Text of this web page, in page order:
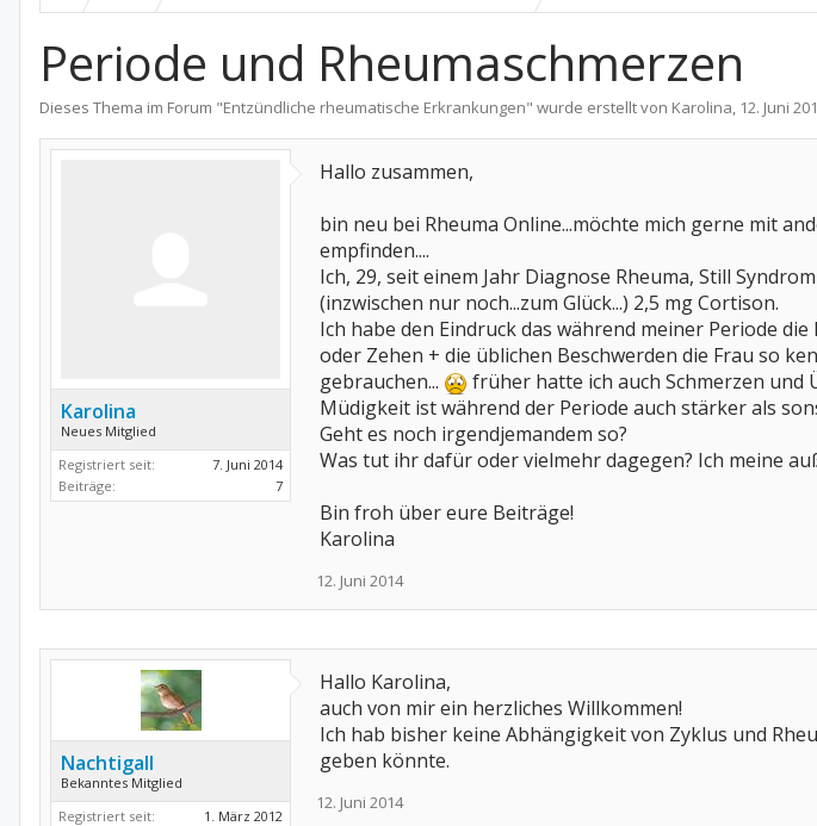
Periode und Rheumaschmerzen
Dieses Thema im Forum "Entzündliche rheumatische Erkrankungen" wurde erstellt von Karolina, 12. Juni
Karolina
Neues Mitglied
Registriert seit:
7. Juni 2014
Beiträge:
7
Hallo zusammen,
bin neu bei Rheuma Online...möchte mich gerne mit
empfinden....
Ich, 29, seit einem Jahr Diagnose Rheuma, Still
(inzwischen nur noch...zum Glück...) 2,5 mg Cortison.
Ich habe den Eindruck das während meiner Periode
oder Zehen + die üblichen Beschwerden die Frau so
gebrauchen...
früher hatte ich auch Schmerzen und
Müdigkeit ist während der Periode auch stärker als
Geht es noch irgendjemandem so?
Was tut ihr dafür oder vielmehr dagegen? Ich meine
Bin froh über eure Beiträge!
Karolina
12. Juni 2014
Nachtigall
Bekanntes Mitglied
Registriert seit:
1. März 2012
Hallo Karolina,
auch von mir ein herzliches Willkommen!
Ich hab bisher keine Abhängigkeit von Zyklus und
geben könnte.
12. Juni 2014